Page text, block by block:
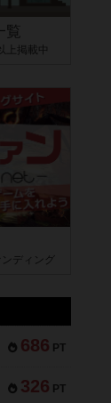
覧
上掲載中
ディング
686 PT
326 PT